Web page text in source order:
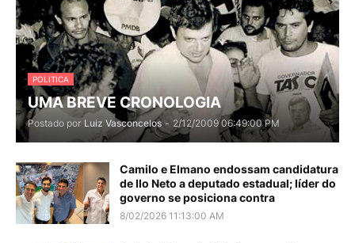
POLITICA
UMA BREVE CRONOLOGIA
Postado por Luiz Vasconcelos - 2/12/2009 06:49:00 PM
Camilo e Elmano endossam candidatura
de Ilo Neto a deputado estadual; líder do
governo se posiciona contra
8/02/2026 11:13:00 AM